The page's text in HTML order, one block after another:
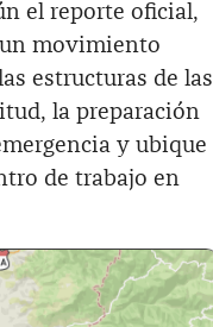
el reporte oficial,
movimiento
estructuras de las
la preparación
y ubique
de trabajo en